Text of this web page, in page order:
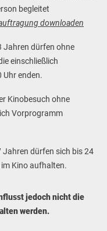
begleitet
downloaden
Jahren dürfen ohne
einschließlich
enden.
Kinobesuch ohne
Vorprogramm
dürfen sich bis 24
Kino aufhalten.
jedoch nicht die
werden.